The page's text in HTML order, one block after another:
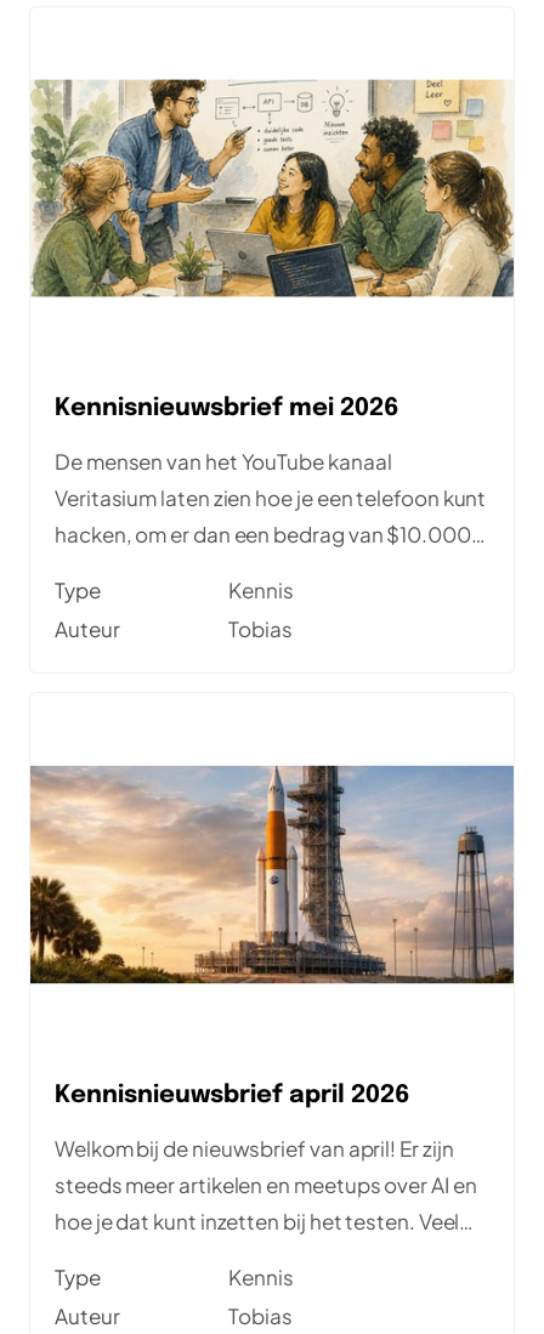
Kennisnieuwsbrief mei 2026
De mensen van het YouTube kanaal
Veritasium laten zien hoe je een telefoon kunt
hacken, om er dan een bedrag van $10.000
doen dat door meerdere kwetsbaarheden
met elkaar te combineren. Bedankt voor de
leesplezier!
Type
Kennis
Auteur
Tobias
Kennisnieuwsbrief april 2026
Welkom bij de nieuwsbrief van april! Er zijn
steeds meer artikelen en meetups over AI en
hoe je dat kunt inzetten bij het testen. Veel
gelukkig hun uitkomsten. Doe er je voordeel
Type
Kennis
Auteur
Tobias